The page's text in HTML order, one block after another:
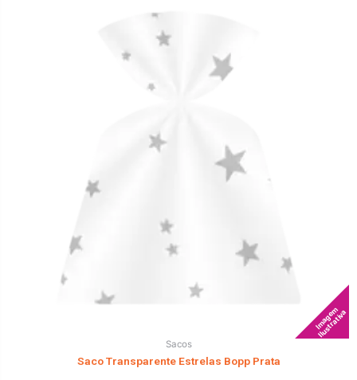
Imagem
Ilustrativa
Sacos
Saco Transparente Estrelas Bopp Prata